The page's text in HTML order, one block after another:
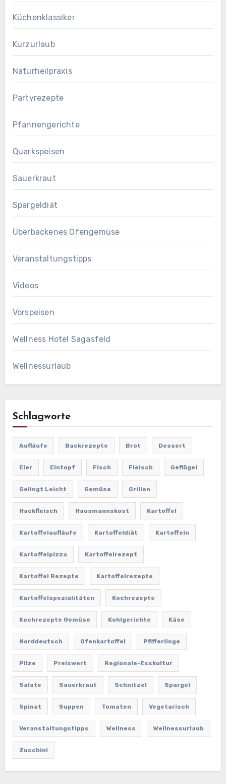
Küchenklassiker
Kurzurlaub
Naturheilpraxis
Partyrezepte
Pfannengerichte
Quarkspeisen
Sauerkraut
Spargeldiät
Überbackenes Ofengemüse
Veranstaltungstipps
Videos
Vorspeisen
Wellness Hotel Sagasfeld
Wellnessurlaub
Schlagworte
Aufläufe Backrezepte Brot Dessert
Eier Eintopf Fisch Fleisch Geflügel
Gelingt Leicht Gemüse Grillen
Hackfleisch Hausmannskost Kartoffel
Kartoffelaufläufe Kartoffeldiät Kartoffeln
Kartoffelpizza Kartoffelrezept
Kartoffel Rezepte Kartoffelrezepte
Kartoffelspezialitäten Kochrezepte
Kochrezepte Gemüse Kohlgerichte Käse
Norddeutsch Ofenkartoffel Pfifferlinge
Pilze Preiswert Regionale-Esskultur
Salate Sauerkraut Schnitzel Spargel
Spinat Suppen Tomaten Vegetarisch
Veranstaltungstipps Wellness Wellnessurlaub
Zucchini